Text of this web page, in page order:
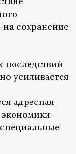
на сохранение
последствий
усиливается
адресная